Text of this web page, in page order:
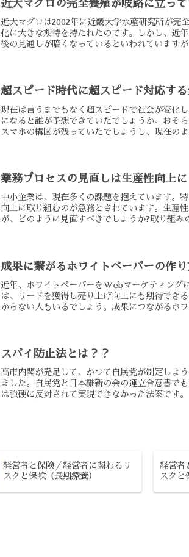
近大マグロの完全養殖が岐路に立っ
近大マグロは2002年に近畿大学水産研究所が完
化に大きな期待を持たれたのです。しかし、近
後の見通しが暗くなっているといわれています
超スピード時代に超スピード対応す
現在は言うまでもなく超スピードで社会が変化
になると誰が予想できていたでしょうか。おそ
スマホの構図が残っていたでしょうし、現在のよ
業務プロセスの見直しは生産性向上に
中小企業は、現在多くの課題を抱えています。
向上に取り組むのが急務とされています。生産
が、どのように見直すべきでしょうか?取り組み
成果に繋がるホワイトペーパーの作
近年、ホワイトペーパーをWebマーケティング
は、リードを獲得し売り上げ向上にも期待でき
からない人もいるでしょう。成果につながるホワ
スパイ防止法とは？？
高市内閣が発足して、かつて自民党が制定しよ
ました。自民党と日本維新の会の連立合意書で
は強硬に反対されて実現できなかった法案です
経営者と保険／経営者に関わるリ
スクと保険（長期療養）
経営者
スクと